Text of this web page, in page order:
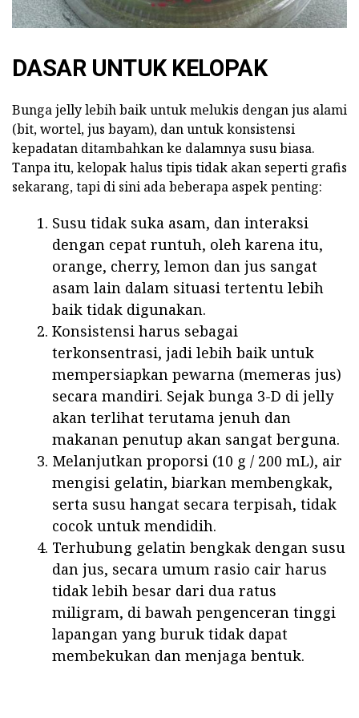
DASAR UNTUK KELOPAK
Bunga jelly lebih baik untuk melukis dengan jus alami
(bit, wortel, jus bayam), dan untuk konsistensi
kepadatan ditambahkan ke dalamnya susu biasa.
Tanpa itu, kelopak halus tipis tidak akan seperti grafis
sekarang, tapi di sini ada beberapa aspek penting:
Susu tidak suka asam, dan interaksi
dengan cepat runtuh, oleh karena itu,
orange, cherry, lemon dan jus sangat
asam lain dalam situasi tertentu lebih
baik tidak digunakan.
Konsistensi harus sebagai
terkonsentrasi, jadi lebih baik untuk
mempersiapkan pewarna (memeras jus)
secara mandiri. Sejak bunga 3-D di jelly
akan terlihat terutama jenuh dan
makanan penutup akan sangat berguna.
Melanjutkan proporsi (10 g / 200 mL), air
mengisi gelatin, biarkan membengkak,
serta susu hangat secara terpisah, tidak
cocok untuk mendidih.
Terhubung gelatin bengkak dengan susu
dan jus, secara umum rasio cair harus
tidak lebih besar dari dua ratus
miligram, di bawah pengenceran tinggi
lapangan yang buruk tidak dapat
membekukan dan menjaga bentuk.